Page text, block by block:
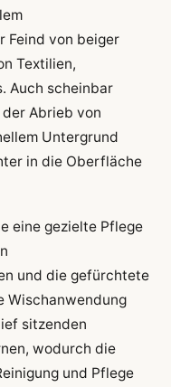
Feind von beiger
Textilien,
Auch scheinbar
Abrieb von
Untergrund
in die Oberfläche
eine gezielte Pflege
und die gefürchtete
Wischanwendung
sitzenden
wodurch die
und Pflege